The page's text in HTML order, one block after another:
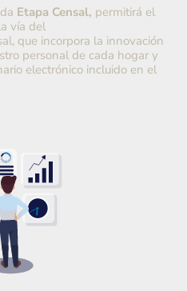
Etapa Censal, permitirá el
vía del
que incorpora la innovación
personal de cada hogar y
electrónico incluido en el